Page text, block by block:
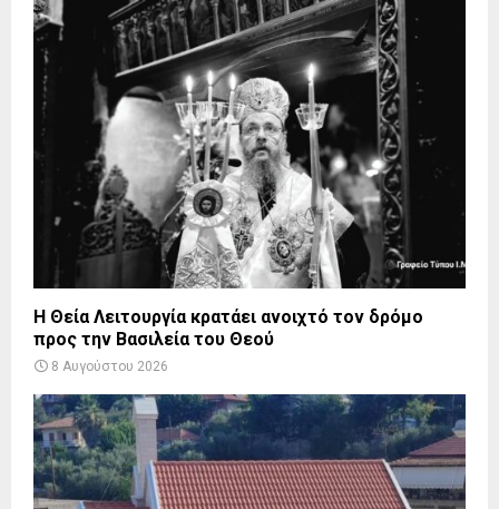
Η Θεία Λειτουργία κρατάει ανοιχτό τον δρόμο
προς την Βασιλεία του Θεού
8 Αυγούστου 2026